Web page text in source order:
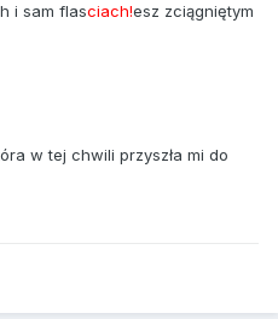
i sam flasciach!esz zciągniętym
w tej chwili przyszła mi do